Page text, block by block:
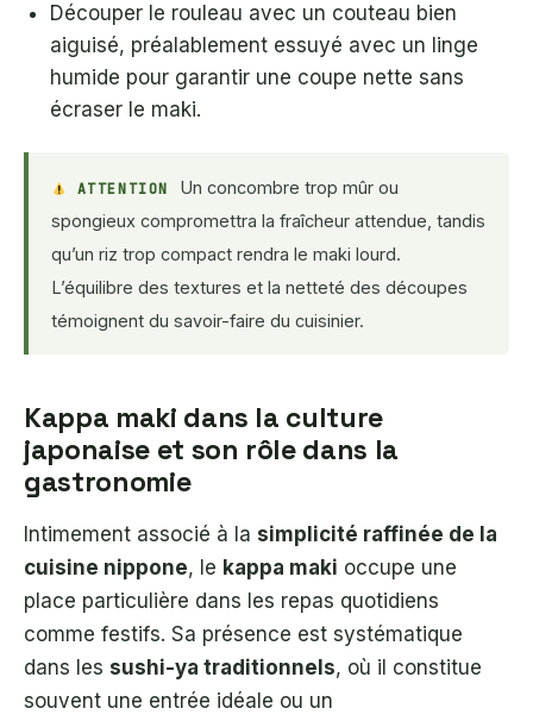
Découper le rouleau avec un couteau bien
aiguisé, préalablement essuyé avec un linge
humide pour garantir une coupe nette sans
écraser le maki.
ATTENTION
Un concombre trop mûr ou
spongieux compromettra la fraîcheur attendue, tandis
qu’un riz trop compact rendra le maki lourd.
L’équilibre des textures et la netteté des découpes
témoignent du savoir-faire du cuisinier.
Kappa maki dans la culture
japonaise et son rôle dans la
gastronomie
Intimement associé à la simplicité raffinée de la
cuisine nippone, le kappa maki occupe une
place particulière dans les repas quotidiens
comme festifs. Sa présence est systématique
dans les sushi-ya traditionnels, où il constitue
souvent une entrée idéale ou un